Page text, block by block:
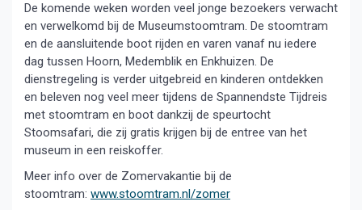
De komende weken worden veel jonge bezoekers verwacht
en verwelkomd bij de Museumstoomtram. De stoomtram
en de aansluitende boot rijden en varen vanaf nu iedere
dag tussen Hoorn, Medemblik en Enkhuizen. De
dienstregeling is verder uitgebreid en kinderen ontdekken
en beleven nog veel meer tijdens de Spannendste Tijdreis
met stoomtram en boot dankzij de speurtocht
Stoomsafari, die zij gratis krijgen bij de entree van het
museum in een reiskoffer.
Meer info over de Zomervakantie bij de
stoomtram: www.stoomtram.nl/zomer